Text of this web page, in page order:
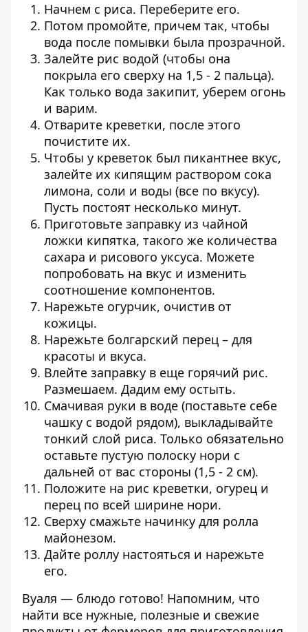
Начнем с риса. Переберите его.
Потом промойте, причем так, чтобы
вода после помывки была прозрачной.
Залейте рис водой (чтобы она
покрыла его сверху на 1,5 - 2 пальца).
Как только вода закипит, уберем огонь
и варим.
Отварите креветки, после этого
почистите их.
Чтобы у креветок был пикантнее вкус,
залейте их кипящим раствором сока
лимона, соли и воды (все по вкусу).
Пусть постоят несколько минут.
Приготовьте заправку из чайной
ложки кипятка, такого же количества
сахара и рисового уксуса. Можете
попробовать на вкус и изменить
соотношение компонентов.
Нарежьте огурчик, очистив от
кожицы.
Нарежьте болгарский перец – для
красоты и вкуса.
Влейте заправку в еще горячий рис.
Размешаем. Дадим ему остыть.
Смачивая руки в воде (поставьте себе
чашку с водой рядом), выкладывайте
тонкий слой риса. Только обязательно
оставьте пустую полоску нори с
дальней от вас стороны (1,5 - 2 см).
Положите на рис креветки, огурец и
перец по всей ширине нори.
Сверху смажьте начинку для ролла
майонезом.
Дайте роллу настояться и нарежьте
его.
Вуаля — блюдо готово! Напомним, что
найти все нужные, полезные и свежие